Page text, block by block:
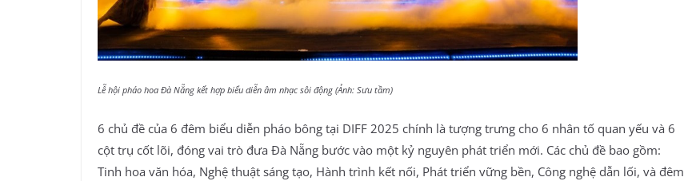
Lễ hội pháo hoa Đà Nẵng kết hợp biểu diễn âm nhạc sôi động (Ảnh: Sưu tầm)
6 chủ đề của 6 đêm biểu diễn pháo bông tại DIFF 2025 chính là tượng trưng cho 6 nhân tố quan yếu và 6
cột trụ cốt lõi, đóng vai trò đưa Đà Nẵng bước vào một kỷ nguyên phát triển mới. Các chủ đề bao gồm:
Tinh hoa văn hóa, Nghệ thuật sáng tạo, Hành trình kết nối, Phát triển vững bền, Công nghệ dẫn lối, và đêm